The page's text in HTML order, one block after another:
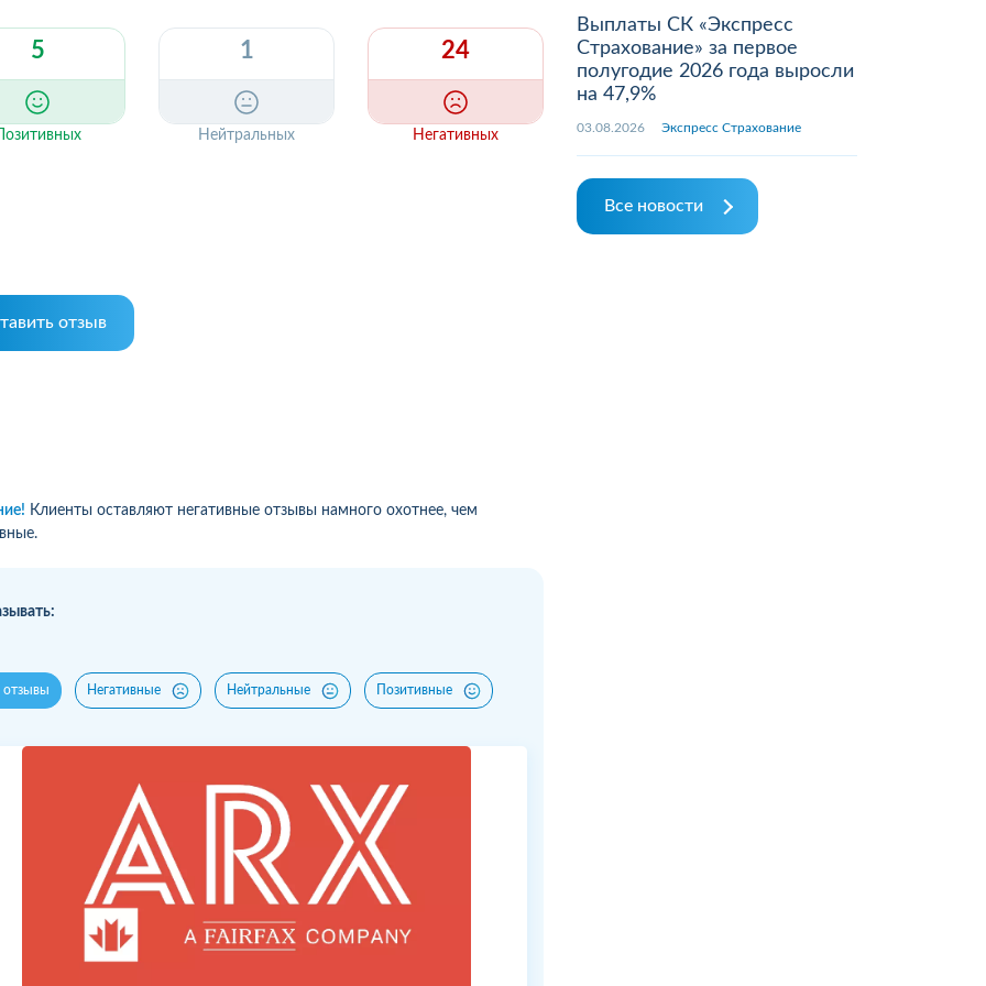
5 1
Нейтральных
24
Негативных
отзыв
Клиенты оставляют негативные отзывы намного охотнее, чем
отзывы Негативные Нейтральные Позитивные
Выплаты СК «Экспресс
Страхование» за первое
полугодие 2026 года выросли
на 47,9%
03.08.2026 Экспресс Страхование
Все новости